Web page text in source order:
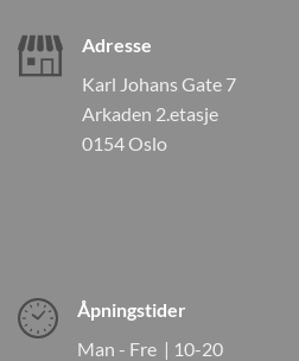
Adresse
Karl Johans Gate 7
Arkaden 2.etasje
0154 Oslo
Åpningstider
Man - Fre | 10-20